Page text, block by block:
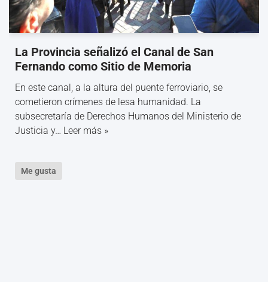
La Provincia señalizó el Canal de San
Fernando como Sitio de Memoria
En este canal, a la altura del puente ferroviario, se
cometieron crímenes de lesa humanidad. La
subsecretaría de Derechos Humanos del Ministerio de
Justicia y… Leer más »
Me gusta